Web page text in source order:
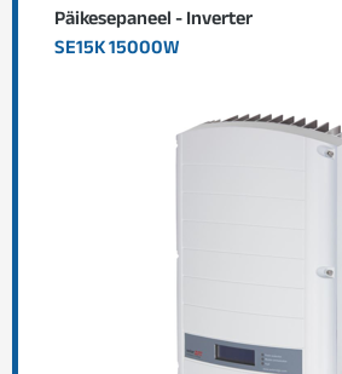
Päikesepaneel - Inverter
SE15K 15000W